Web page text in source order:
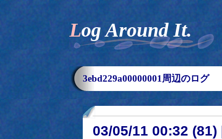
Log Around It.
3ebd229a00000001周辺のログ
03/05/11 00:32 (81)